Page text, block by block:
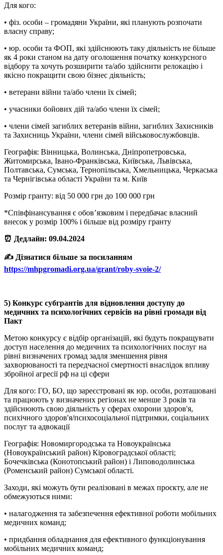
Для кого:
• фіз. особи – громадяни України, які планують розпочати
власну справу;
• юр. особи та ФОП, які здійснюють таку діяльність не більше
як 4 роки станом на дату оголошення початку конкурсного
відбору та хочуть розширити та/або здійснити релокацію і
якісно покращити свою бізнес діяльність;
• ветерани війни та/або члени їх сімей;
• учасники бойових дій та/або члени їх сімей;
• члени сімей загиблих ветеранів війни, загиблих Захисників
та Захисниць України, члени сімей військовослужбовців.
Географія: Вінницька, Волинська, Дніпропетровська,
Житомирська, Івано-Франківська, Київська, Львівська,
Полтавська, Сумська, Тернопільська, Хмельницька, Черкаська
та Чернігівська області України та м. Київ
Розмір гранту: від 50 000 грн до 100 000 грн
*Співфінансування є обов’язковим і передбачає власний
внесок у розмір 100% і більше від розміру гранту
⏰ Дедлайн: 09.04.2024
✍️ Дізнатися більше за посиланням
https://mhpgromadi.org.ua/grant/roby-svoie-2/
5) Конкурс субгрантів для відновлення доступу до
медичних та психологічних сервісів на рівні громади від
Пакт
Метою конкурсу є відбір організацій, які будуть покращувати
доступ населення до медичних та психологічних послуг на
рівні визначених громад задля зменшення рівня
захворюваності та передчасної смертності внаслідок впливу
збройної агресії рф на ці сфери
Для кого: ГО, БО, що зареєстровані як юр. особи, розташовані
та працюють у визначених регіонах не менше 3 років та
здійснюють свою діяльність у сферах охорони здоров'я,
психічного здоров'я/психосоціальної підтримки, соціальних
послуг та адвокації
Географія: Новомиргородська та Новоукраїнська
(Новоукраїнський район) Кіровоградської області;
Бочечківська (Конотопський район) і Липоводолинська
(Роменський район) Сумської області.
Заходи, які можуть бути реалізовані в межах проєкту, але не
обмежуються ними:
• налагодження та забезпечення ефективної роботи мобільних
медичних команд;
• придбання обладнання для ефективного функціонування
мобільних медичних команд;